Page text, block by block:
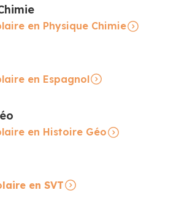
en Physique Chimie
en Espagnol
en Histoire Géo
en SVT